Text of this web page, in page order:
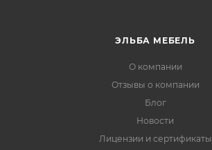
ЭЛЬБА МЕБЕЛЬ
О компании
Отзывы о компании
Блог
Новости
Лицензии и сертификаты